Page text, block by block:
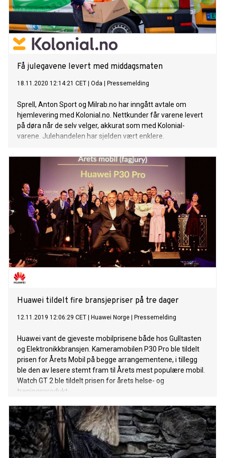
Få julegavene levert med middagsmaten
18.11.2020 12:14:21 CET Oda Pressemelding
Sprell, Anton Sport og Milrab.no har inngått avtale om
hjemlevering med Kolonial.no. Nettkunder får varene levert
på døra når de selv velger, akkurat som med Kolonial-
varene. Julehandelen har sjelden vært enklere.
Huawei tildelt fire bransjepriser på tre dager
12.11.2019 12:06:29 CET Huawei Norge Pressemelding
Huawei vant de gjeveste mobilprisene både hos Gulltasten
og Elektronikkbransjen. Kameramobilen P30 Pro ble tildelt
prisen for Årets Mobil på begge arrangementene, i tillegg
ble den av lesere stemt fram til Årets mest populære mobil.
Watch GT 2 ble tildelt prisen for årets helse- og
treningsprodukt.